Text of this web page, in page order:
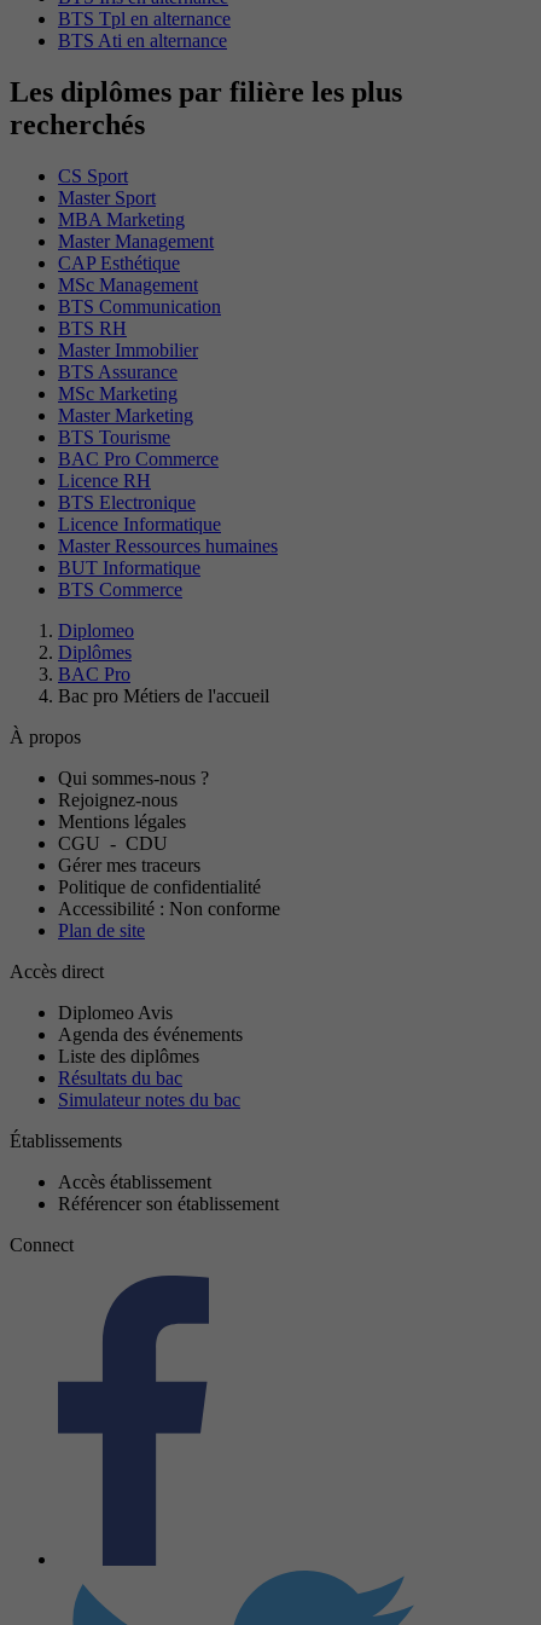
BTS Tpl en alternance
BTS Ati en alternance
Les diplômes par filière les plus
recherchés
CS Sport
Master Sport
MBA Marketing
Master Management
CAP Esthétique
MSc Management
BTS Communication
BTS RH
Master Immobilier
BTS Assurance
MSc Marketing
Master Marketing
BTS Tourisme
BAC Pro Commerce
Licence RH
BTS Electronique
Licence Informatique
Master Ressources humaines
BUT Informatique
BTS Commerce
Diplomeo
Diplômes
BAC Pro
Bac pro Métiers de l'accueil
À propos
Qui sommes-nous ?
Rejoignez-nous
Mentions légales
CGU - CDU
Gérer mes traceurs
Politique de confidentialité
Accessibilité : Non conforme
Plan de site
Accès direct
Diplomeo Avis
Agenda des événements
Liste des diplômes
Résultats du bac
Simulateur notes du bac
Établissements
Accès établissement
Référencer son établissement
Connect